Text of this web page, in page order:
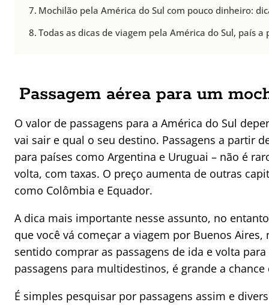
Mochilão pela América do Sul com pouco dinheiro:
Todas as dicas de viagem pela América do Sul, país a
Passagem aérea para um
O valor de passagens para a América do Sul
vai sair e qual o seu destino. Passagens a partir
para países como Argentina e Uruguai – não é
volta, com taxas. O preço aumenta de outras
como Colômbia e Equador.
A dica mais importante nesse assunto, no
que você vá começar a viagem por Buenos
sentido comprar as passagens de ida e volta
passagens para multidestinos, é grande a
É simples pesquisar por passagens assim e